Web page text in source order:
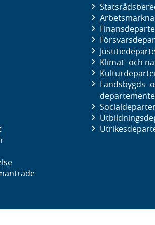
Klimat- och
Landsbygds-